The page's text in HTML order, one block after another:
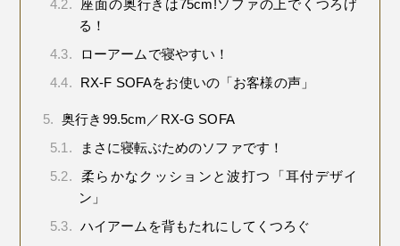
4.2.
座面の奥行きは75cm!ソファの上でくつろげ
る！
4.3.
ローアームで寝やすい！
4.4.
RX-F SOFAをお使いの「お客様の声」
5. 奥行き99.5cm／RX-G SOFA
5.1.
まさに寝転ぶためのソファです！
5.2.
柔らかなクッションと波打つ「耳付デザイ
ン」
5.3. ハイアームを背もたれにしてくつろぐ